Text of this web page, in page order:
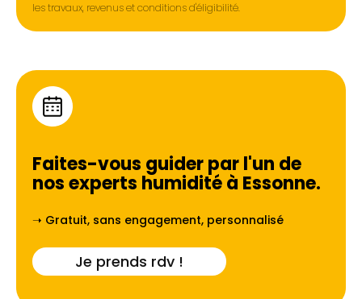
les travaux, revenus et conditions d'éligibilité.
Faites-vous guider par l'un de
nos experts humidité à Essonne.
➝ Gratuit, sans engagement, personnalisé
Je prends rdv !